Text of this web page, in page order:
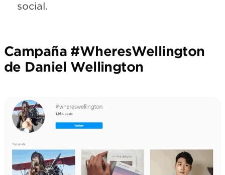
social.
Campaña #WheresWellington
de Daniel Wellington